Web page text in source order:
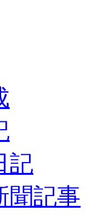
記
聞記事